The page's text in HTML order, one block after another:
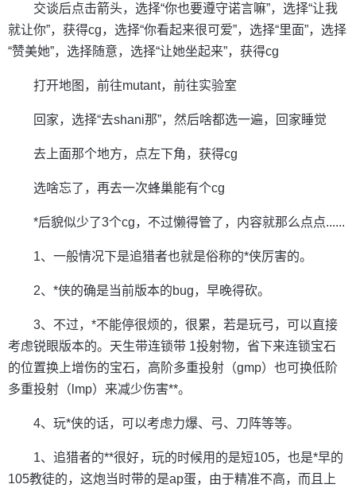
交谈后点击箭头，选择“你也要遵守诺言嘛”，选择“让我
就让你”，获得cg，选择“你看起来很可爱”，选择“里面”，选择
“赞美她”，选择随意，选择“让她坐起来”，获得cg
打开地图，前往mutant，前往实验室
回家，选择“去shani那”，然后啥都选一遍，回家睡觉
去上面那个地方，点左下角，获得cg
选啥忘了，再去一次蜂巢能有个cg
*后貌似少了3个cg，不过懒得管了，内容就那么点点......
1、一般情况下是追猎者也就是俗称的*侠厉害的。
2、*侠的确是当前版本的bug，早晚得砍。
3、不过，*不能停很烦的，很累，若是玩弓，可以直接
考虑锐眼版本的。天生带连锁带 1投射物，省下来连锁宝石
的位置换上增伤的宝石，高阶多重投射（gmp）也可换低阶
多重投射（lmp）来减少伤害**。
4、玩*侠的话，可以考虑力爆、弓、刀阵等等。
1、追猎者的**很好，玩的时候用的是短105，也是*早的
105教徒的，这炮当时带的是ap蛋，由于精准不高，而且上